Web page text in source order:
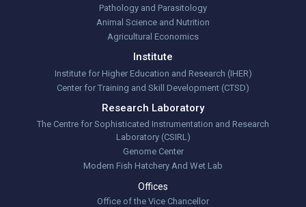
Pathology and Parasitology
Animal Science and Nutrition
Agricultural Economics
Institute
Institute for Higher Education and Research (IHER)
Center for Training and Skill Development (CTSD)
Research Laboratory
The Centre for Sophisticated Instrumentation and Research
Laboratory (CSIRL)
Genome Center
Modern Fish Hatchery And Wet Lab
Offices
Office of the Vice Chancellor